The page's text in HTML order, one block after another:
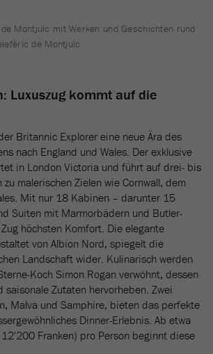
Montjuïc mit Werken und Geschichten rund
de Montjuïc
Luxuszug kommt auf die
Britannic Explorer eine neue Ära des
nach England und Wales. Der exklusive
in London Victoria und führt auf drei- bis
malerischen Zielen wie Cornwall, dem
Mit nur 18 Kabinen – darunter 15
Suiten mit Marmorbädern und Butler-
höchsten Komfort. Die elegante
von Albion Nord, spiegelt die
Landschaft wider. Kulinarisch werden
Koch Simon Rogan verwöhnt, dessen
saisonale Zutaten hervorheben. Zwei
Malva und Samphire, bieten das perfekte
Dinner-Erlebnis. Ab etwa
Franken) pro Person beginnt diese